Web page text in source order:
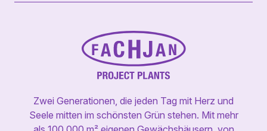
Zwei Generationen, die jeden Tag mit Herz und
Seele mitten im schönsten Grün stehen. Mit mehr